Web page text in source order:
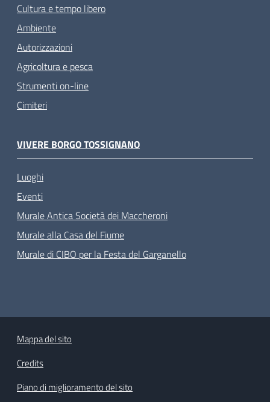
Cultura e tempo libero
Ambiente
Autorizzazioni
Agricoltura e pesca
Strumenti on-line
Cimiteri
VIVERE BORGO TOSSIGNANO
Luoghi
Eventi
Murale Antica Società dei Maccheroni
Murale alla Casa del Fiume
Murale di CIBO per la Festa del Garganello
Mappa del sito
Credits
Piano di miglioramento del sito